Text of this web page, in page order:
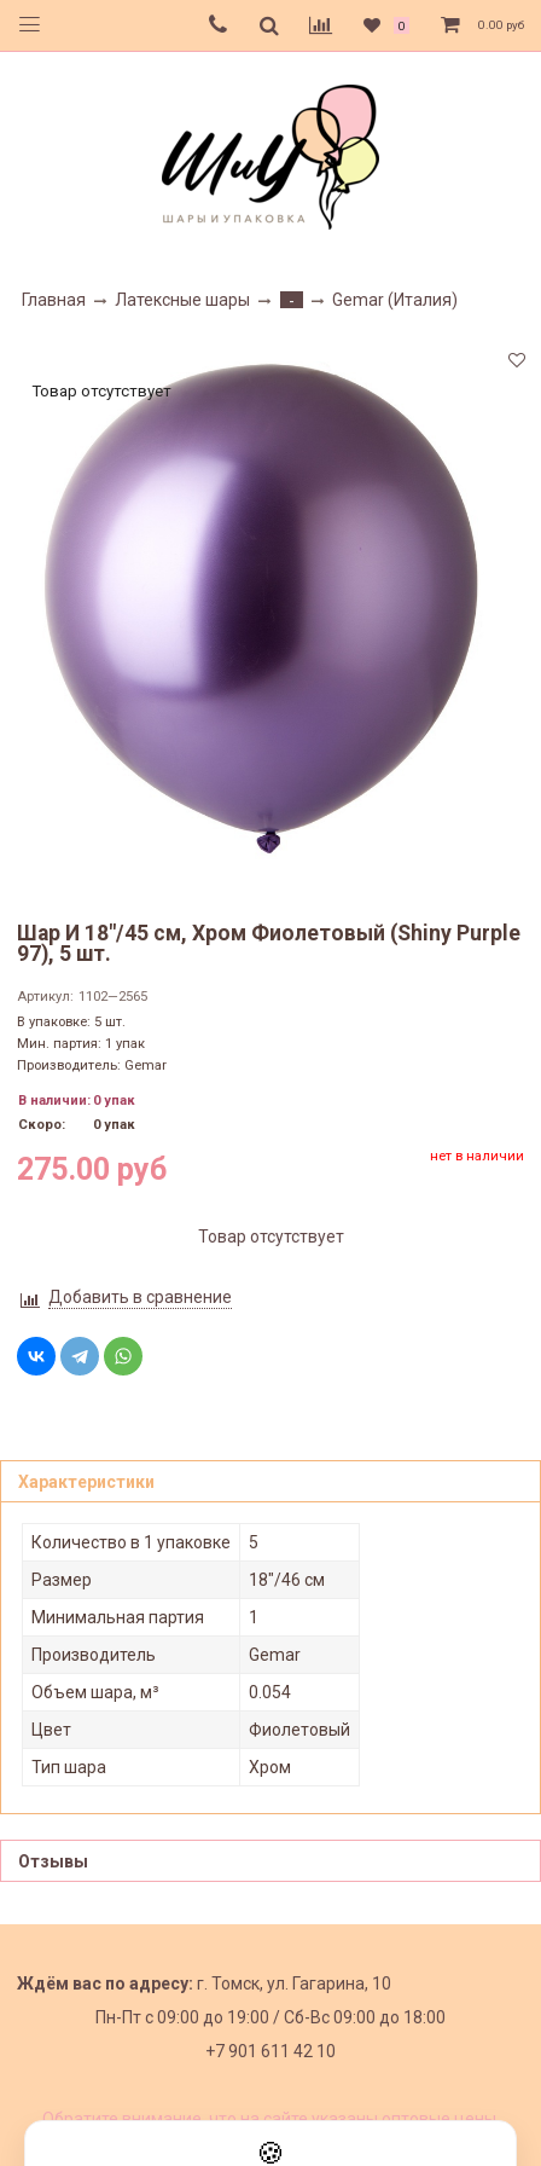
0 0.00 руб
Главная Латексные шары - Gemar (Италия)
Товар отсутствует
Шар И 18"/45 см, Хром Фиолетовый (Shiny Purple
97), 5 шт.
Артикул: 1102—2565
В упаковке: 5 шт.
Мин. партия: 1 упак
Производитель: Gemar
В наличии: 0 упак
Скоро:
0 упак
275.00 руб нет в наличии
Товар отсутствует
Добавить в сравнение
Характеристики
Количество в 1 упаковке
5
Размер
18"/46 см
Минимальная партия
1
Производитель
Gemar
Объем шара, м³
0.054
Цвет
Фиолетовый
Тип шара
Хром
Отзывы
Ждём вас по адресу: г. Томск, ул. Гагарина, 10
Пн-Пт с09:00 до 19:00 /Сб-Вс 09:00 до 18:00
+7 901 611 42 10
Обратите внимание, что на сайте указаны оптовые цены,
🍪